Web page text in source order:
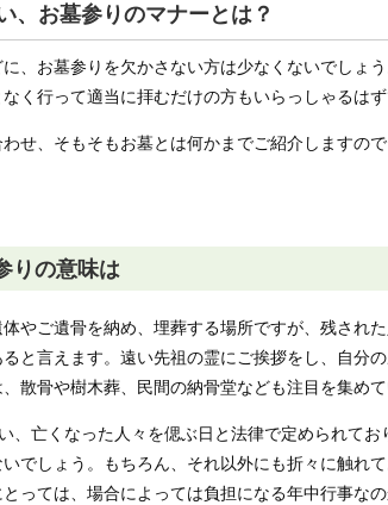
、お墓参りのマナーとは？
、お墓参りを欠かさない方は少なくないでしょ
く行って適当に拝むだけの方もいらっしゃるはず
せ、そもそもお墓とは何かまでご紹介しますの
りの意味は
やご遺骨を納め、埋葬する場所ですが、残され
と言えます。遠い先祖の霊にご挨拶をし、自分
散骨や樹木葬、民間の納骨堂なども注目を集めて
、亡くなった人々を偲ぶ日と法律で定められてお
でしょう。もちろん、それ以外にも折々に触れ
っては、場合によっては負担になる年中行事なの